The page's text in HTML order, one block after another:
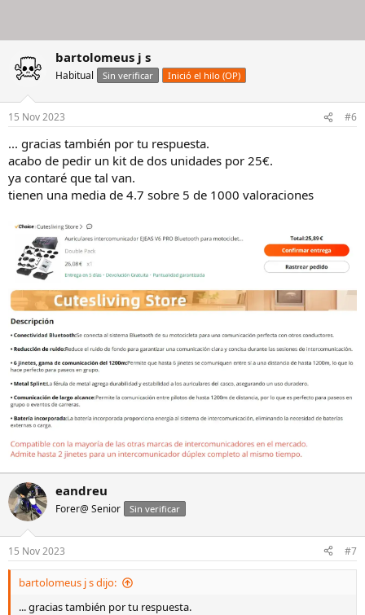
bartolomeus j s
Habitual Sin verificar Inició el hilo (OP)
15 Nov 2023 #6
... gracias también por tu respuesta.
acabo de pedir un kit de dos unidades por 25€.
ya contaré que tal van.
tienen una media de 4.7 sobre 5 de 1000 valoraciones
eandreu
Forer@ Senior Sin verificar
15 Nov 2023 #7
bartolomeus j s dijo:
... gracias también por tu respuesta.